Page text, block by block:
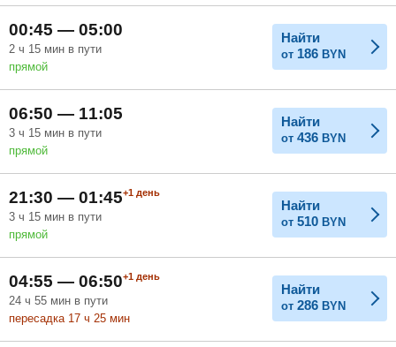
Май Июль
00:45 — 05:00
2 ч 15 мин в пути
прямой
Найти
от 186 BYN
06:50 — 11:05
3 ч 15 мин в пути
прямой
Найти
от 436 BYN
21:30 — 01:45+1 день
3 ч 15 мин в пути
прямой
Найти
от 510 BYN
04:55 — 06:50+1 день
24 ч 55 мин в пути
пересадка 17 ч 25 мин
Найти
от 286 BYN